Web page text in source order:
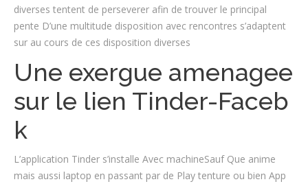
diverses tentent de perseverer afin de trouver le principal
pente D’une multitude disposition avec rencontres s’adaptent
sur au cours de ces disposition diverses
Une exergue amenagee
sur le lien Tinder-Faceb
k
L’application Tinder s’installe Avec machineSauf Que anime
mais aussi laptop en passant par de Play tenture ou bien App